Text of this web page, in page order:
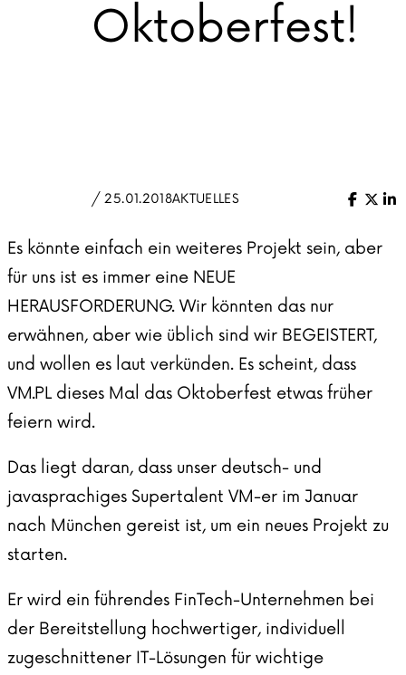
Oktoberfest!
/ 25.01.2018AKTUELLES
X
Es könnte einfach ein weiteres Projekt sein, aber
für uns ist es immer eine NEUE
HERAUSFORDERUNG. Wir könnten das nur
erwähnen, aber wie üblich sind wir BEGEISTERT,
und wollen es laut verkünden. Es scheint, dass
VM.PL dieses Mal das Oktoberfest etwas früher
feiern wird.
Das liegt daran, dass unser deutsch- und
javasprachiges Supertalent VM-er im Januar
nach München gereist ist, um ein neues Projekt zu
starten.
Er wird ein führendes FinTech-Unternehmen bei
der Bereitstellung hochwertiger, individuell
zugeschnittener IT-Lösungen für wichtige